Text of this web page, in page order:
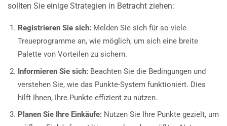
sollten Sie einige Strategien in Betracht ziehen:
Registrieren Sie sich: Melden Sie sich für so viele
Treueprogramme an, wie möglich, um sich eine breite
Palette von Vorteilen zu sichern.
Informieren Sie sich: Beachten Sie die Bedingungen und
verstehen Sie, wie das Punkte-System funktioniert. Dies
hilft Ihnen, Ihre Punkte effizient zu nutzen.
Planen Sie Ihre Einkäufe: Nutzen Sie Ihre Punkte gezielt, um